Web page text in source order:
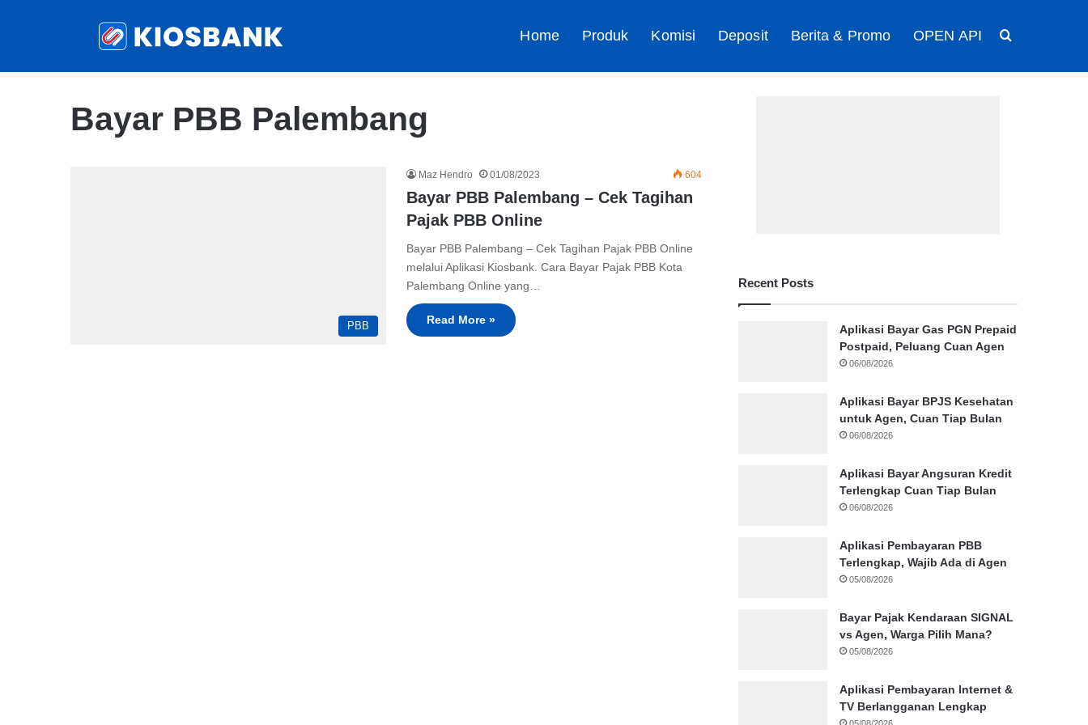
Home Produk Komisi Deposit Berita & Promo OPEN API
Bayar PBB Palembang
PBB
Maz Hendro 01/08/2023 604
Bayar PBB Palembang – Cek Tagihan
Pajak PBB Online
Bayar PBB Palembang – Cek Tagihan Pajak PBB Online
melalui Aplikasi Kiosbank. Cara Bayar Pajak PBB Kota
Palembang Online yang…
Read More »
Recent Posts
Aplikasi Bayar Gas PGN Prepaid
Postpaid, Peluang Cuan Agen
06/08/2026
Aplikasi Bayar BPJS Kesehatan
untuk Agen, Cuan Tiap Bulan
06/08/2026
Aplikasi Bayar Angsuran Kredit
Terlengkap Cuan Tiap Bulan
06/08/2026
Aplikasi Pembayaran PBB
Terlengkap, Wajib Ada di Agen
05/08/2026
Bayar Pajak Kendaraan SIGNAL
vs Agen, Warga Pilih Mana?
05/08/2026
Aplikasi Pembayaran Internet &
TV Berlangganan Lengkap